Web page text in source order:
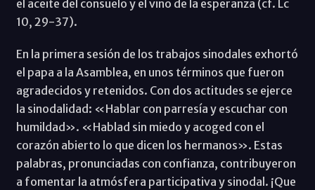
el aceite del consuelo y el vino de la esperanza (cf. Lc
10, 29-37).
En la primera sesión de los trabajos sinodales exhortó
el papa a la Asamblea, en unos términos que fueron
agradecidos y retenidos. Con dos actitudes se ejerce
la sinodalidad: «Hablar con parresía y escuchar con
humildad». «Hablad sin miedo y acoged con el
corazón abierto lo que dicen los hermanos». Estas
palabras, pronunciadas con confianza, contribuyeron
a fomentar la atmósfera participativa y sinodal. ¡Que